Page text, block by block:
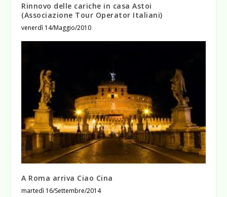
Rinnovo delle cariche in casa Astoi
(Associazione Tour Operator Italiani)
venerdì 14/Maggio/2010
A Roma arriva Ciao Cina
martedì 16/Settembre/2014